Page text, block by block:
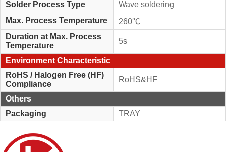
Solder Process Type
Wave soldering
Max. Process Temperature
260℃
Duration at Max. Process
Temperature
5s
Environment Characteristic
RoHS / Halogen Free (HF)
Compliance
RoHS&HF
Others
Packaging
TRAY